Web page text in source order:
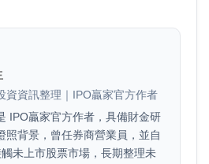
資資訊整理｜IPO贏家官方作者
IPO贏家官方作者，具備財金研
照背景，曾任券商營業員，並自
未上市股票市場，長期整理未